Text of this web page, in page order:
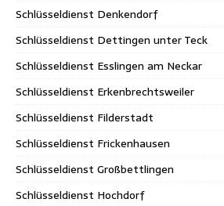
Schlüsseldienst Denkendorf
Schlüsseldienst Dettingen unter Teck
Schlüsseldienst Esslingen am Neckar
Schlüsseldienst Erkenbrechtsweiler
Schlüsseldienst Filderstadt
Schlüsseldienst Frickenhausen
Schlüsseldienst Großbettlingen
Schlüsseldienst Hochdorf